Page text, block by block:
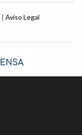
| Aviso Legal